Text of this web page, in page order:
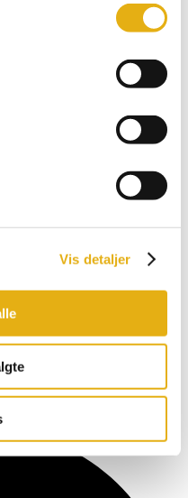
Vis detaljer
et renere, sundere og
kan producere mælk af den